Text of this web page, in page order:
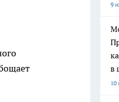
9
в
10